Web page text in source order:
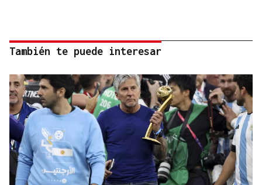
También te puede interesar